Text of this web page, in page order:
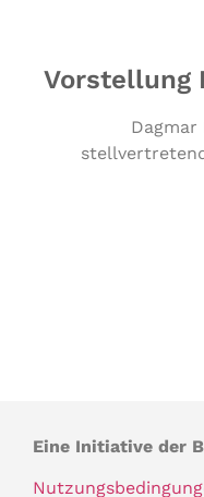
Vorstellung
Dagmar
Eine Initiative der